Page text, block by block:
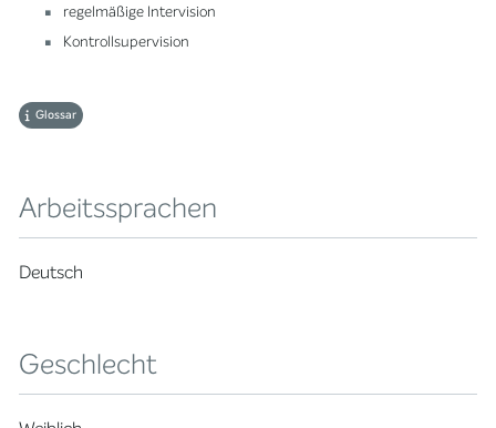
regelmäßige Intervision
Kontrollsupervision
Glossar
Arbeitssprachen
Deutsch
Geschlecht